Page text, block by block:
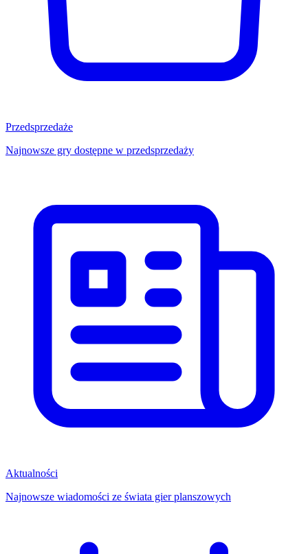
Przedsprzedaże
Najnowsze gry dostępne w przedsprzedaży
Aktualności
Najnowsze wiadomości ze świata gier planszowych